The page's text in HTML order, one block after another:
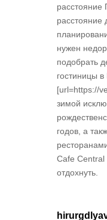
расстояние
расстояние
нужен
подобрать
гостиницы
[url=https://
зимой
годов, а
Cafe Central
отдохнуть.